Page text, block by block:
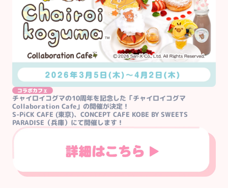
コラボカフェ
チャイロイコグマの10周年を記念した「チャイロイコグマ
Collaboration Cafe」の開催が決定！
S-PiCK CAFE (東京)、CONCEPT CAFE KOBE BY SWEETS
PARADISE（兵庫）にて開催します！